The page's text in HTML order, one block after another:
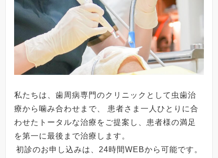
私たちは、歯周病専門のクリニックとして虫歯治
療から噛み合わせまで、 患者さま一人ひとりに合
わせたトータルな治療をご提案し、患者様の満足
を第一に最後まで治療します。
初診のお申し込みは、24時間WEBから可能です。